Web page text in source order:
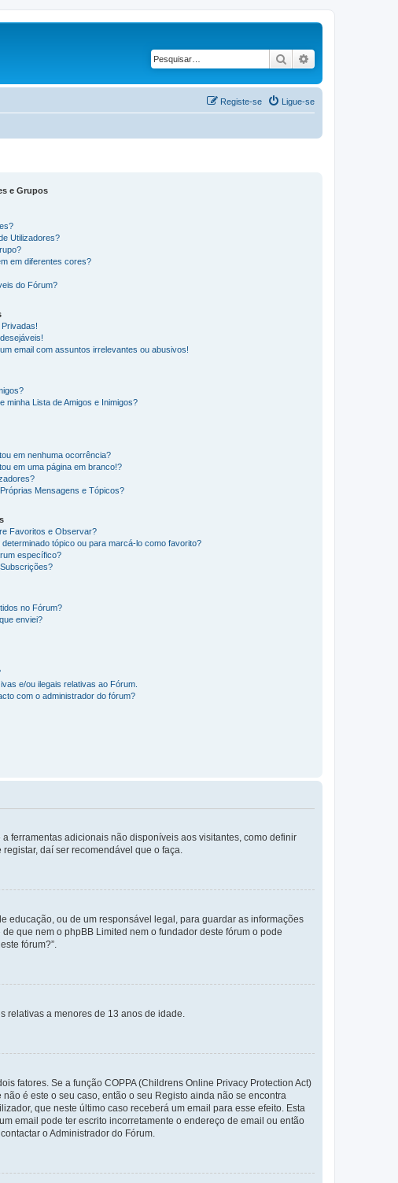
Pesquisar
Ligue-se
Registe-se
e Grupos
Utilizadores?
em diferentes cores?
do Fórum?
email com assuntos irrelevantes ou abusivos!
minha Lista de Amigos e Inimigos?
em nenhuma ocorrência?
em uma página em branco!?
Mensagens e Tópicos?
Favoritos e Observar?
tópico ou para marcá-lo como favorito?
específico?
no Fórum?
enviei?
e/ou ilegais relativas ao Fórum.
com o administrador do fórum?
ferramentas adicionais não disponíveis aos visitantes, como definir
daí ser recomendável que o faça.
educação, ou de um responsável legal, para guardar as informações
que nem o phpBB Limited nem o fundador deste fórum o pode
fórum?”.
relativas a menores de 13 anos de idade.
fatores. Se a função COPPA (Childrens Online Privacy Protection Act)
é este o seu caso, então o seu Registo ainda não se encontra
que neste último caso receberá um email para esse efeito. Esta
email pode ter escrito incorretamente o endereço de email ou então
o Administrador do Fórum.